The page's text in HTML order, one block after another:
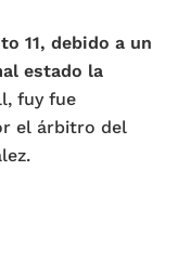
11, debido a un
estado la
fuy fue
el árbitro del